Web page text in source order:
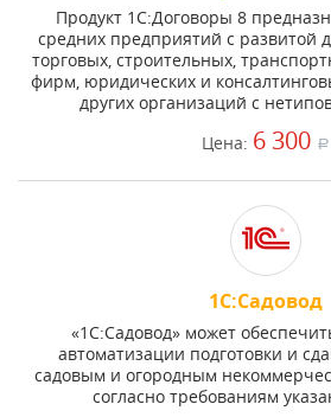
Продукт 1С:Договоры 8
средних предприятий с развитой
торговых, строительных,
фирм, юридических и
других организаций с
Цена: 6 300 a
1С:Садовод
«1С:Садовод» может
автоматизации подготовки и
садовым и огородным
согласно требованиям